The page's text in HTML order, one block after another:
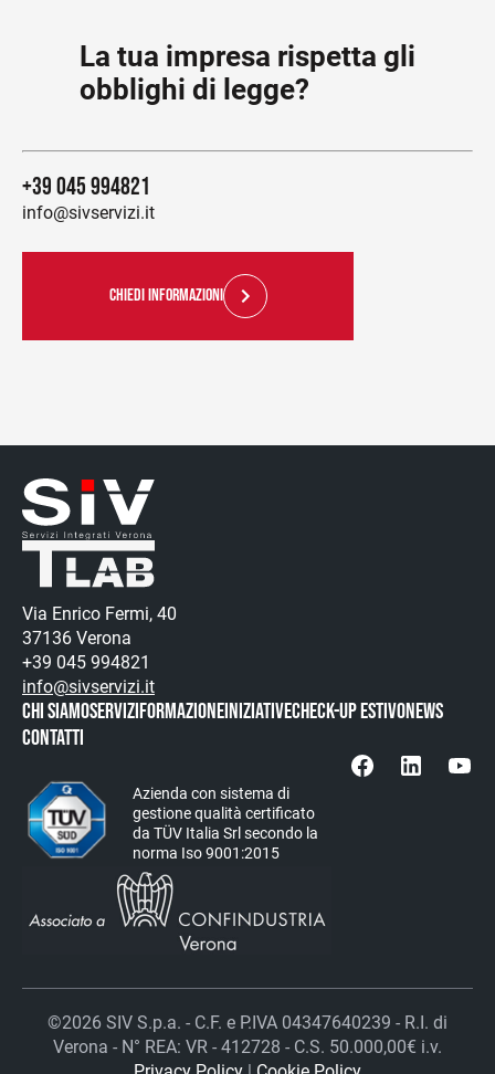
La tua impresa rispetta gli
obblighi di legge?
+39 045 994821
info@sivservizi.it
CHIEDI INFORMAZIONI
Via Enrico Fermi, 40
37136 Verona
+39 045 994821
info@sivservizi.it
CHI SIAMOSERVIZIFORMAZIONEINIZIATIVECheck-up estivoNews
CONTATTI
Azienda con sistema di
gestione qualità certificato
da TÜV Italia Srl secondo la
norma Iso 9001:2015
©2026 SIV S.p.a. - C.F. e P.IVA 04347640239 - R.I. di
Verona - N° REA: VR - 412728 - C.S. 50.000,00€ i.v.